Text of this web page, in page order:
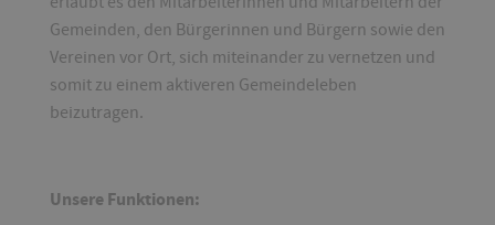
Gemeinden, den Bürgerinnen und Bürgern sowie den
Vereinen vor Ort, sich miteinander zu vernetzen und
somit zu einem aktiveren Gemeindeleben
beizutragen.
Unsere Funktionen: